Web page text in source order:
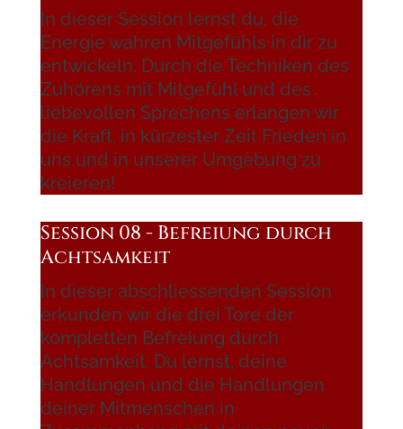
In dieser Session lernst du, die
Energie wahren Mitgefühls in dir zu
entwickeln. Durch die Techniken des
Zuhörens mit Mitgefühl und des
liebevollen Sprechens erlangen wir
die Kraft, in kürzester Zeit Frieden in
uns und in unserer Umgebung zu
kreieren!
Session 08 - Befreiung durch
Achtsamkeit
In dieser abschliessenden Session
erkunden wir die drei Tore der
kompletten Befreiung durch
Achtsamkeit. Du lernst, deine
Handlungen und die Handlungen
deiner Mitmenschen in